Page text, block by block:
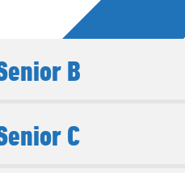
B
C